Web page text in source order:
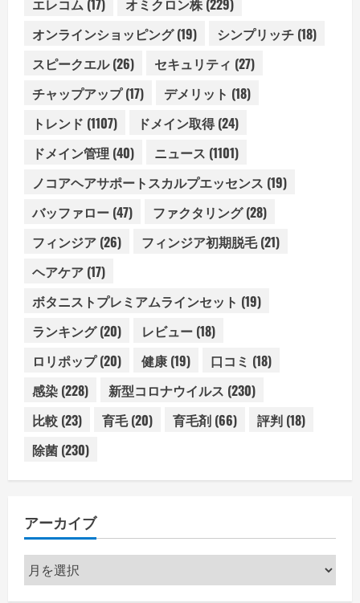
エレコム (17) オミクロン株(229)
オンラインショッピング(19) シンプリッチ (18)
スピークエル(26) セキュリティ (27)
チャップアップ(17) デメリット (18)
トレンド (1107) ドメイン取得(24)
ドメイン管理 (40) ニュース (1101)
ノコアヘアサポートスカルプエッセンス (19)
バッファロー (47) ファクタリング(28)
フィンジア (26) フィンジア初期脱毛(21)
ヘアケア (17)
ボタニストプレミアムラインセット (19)
ランキング(20) レビュー (18)
ロリポップ(20) 健康 (19) 口コミ (18)
感染 (228) 新型コロナウイルス (230)
比較 (23) 育毛(20) 育毛剤 (66) 評判 (18)
除菌 (230)
アーカイブ
ア
ー